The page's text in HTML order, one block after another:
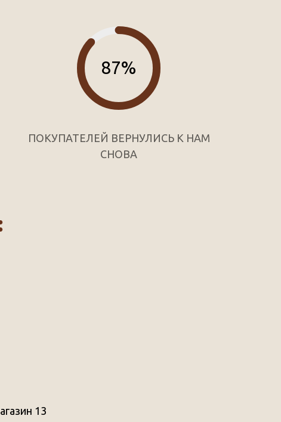
87%
ПОКУПАТЕЛЕЙ ВЕРНУЛИСЬ К НАМ
СНОВА
13